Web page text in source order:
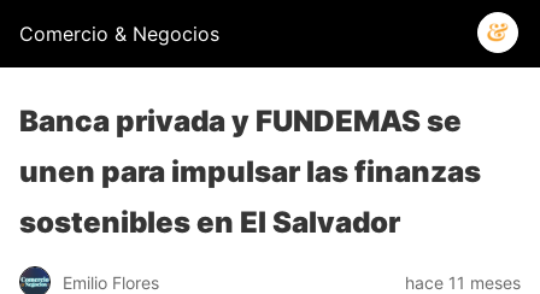
Comercio & Negocios
Banca privada y FUNDEMAS se
unen para impulsar las finanzas
sostenibles en El Salvador
Emilio Flores hace 11 meses